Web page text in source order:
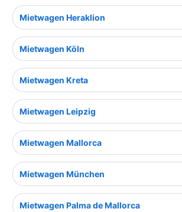
Mietwagen Heraklion
Mietwagen Köln
Mietwagen Kreta
Mietwagen Leipzig
Mietwagen Mallorca
Mietwagen München
Mietwagen Palma de Mallorca